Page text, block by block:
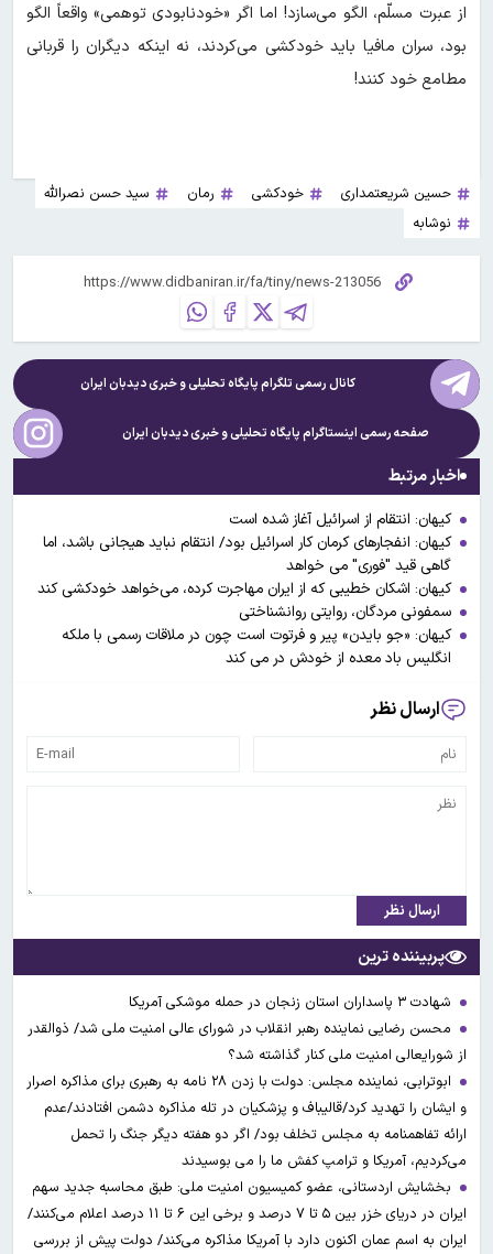
از عبرت مسلّم، الگو می‌سازد! اما اگر «خودنابودی توهمی» واقعاً الگو
بود، سران مافیا باید خودکشی می‌کردند، نه اینکه دیگران را قربانی
مطامع خود کنند!
حسین شریعتمداری خودکشی رمان
سید حسن نصرالله
نوشابه
کانال رسمی تلگرام پایگاه تحلیلی و خبریدیدبان ایران
صفحه رسمی اینستاگرام پایگاه تحلیلی و خبریدیدبان ایران
اخبار مرتبط
کیهان: انتقام از اسرائیل آغاز شده است
کیهان: انفجارهای کرمان کار اسرائیل بود/ انتقام نباید هیجانی باشد، اما
گاهی قید "فوری" می خواهد
کیهان: اشکان خطیبی که از ایران مهاجرت کرده، می‌خواهد خودکشی کند
سمفونی مردگان، روایتی روانشناختی
کیهان: «جو بایدن» پیر و فرتوت است چون در ملاقات رسمی با ملکه
انگلیس باد معده از خودش در می کند
ارسال نظر
ارسال نظر
پربیننده ترین
شهادت ۳ ‌پاسداران استان زنجان در حمله موشکی آمریکا
محسن رضایی نماینده رهبر انقلاب در شورای عالی امنیت ملی شد/ ذوالقدر
از شورایعالی امنیت ملی کنار گذاشته شد؟
ابوترابی، نماینده مجلس: دولت با زدن ۲۸ نامه به رهبری برای مذاکره اصرار
و ایشان را تهدید کرد/قالیباف و پزشکیان در تله مذاکره دشمن افتادند/عدم
ارائه تفاهمنامه به مجلس تخلف بود/ اگر دو هفته دیگر جنگ را تحمل
می‌کردیم، آمریکا و ترامپ کفش ما را می بوسیدند
بخشایش اردستانی، عضو کمیسیون امنیت ملی: طبق محاسبه جدید سهم
ایران در دریای خزر بین ۵ تا ۷ درصد و برخی این ۶ تا ۱۱ درصد اعلام می‌کنند/
ایران به اسم عمان اکنون دارد با آمریکا مذاکره می‌کند/ دولت پیش از بررسی